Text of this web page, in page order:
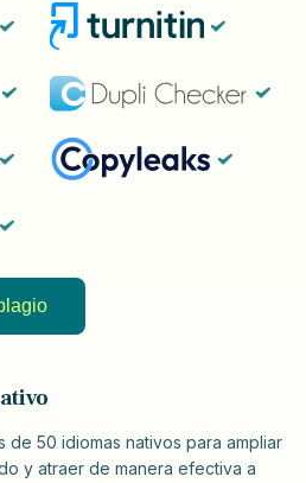
de 50 idiomas nativos para ampliar
y atraer de manera efectiva a